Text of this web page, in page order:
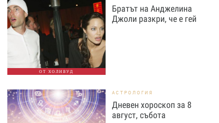
ОТ ХОЛИВУД
Братът на Анджелина
Джоли разкри, че е гей
АСТРОЛОГИЯ
Дневен хороскоп за 8
август, събота